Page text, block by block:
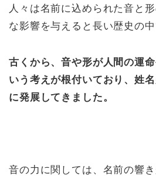
人々は名前に込められた音と
な影響を与えると長い歴史の
古くから、音や形が人間の運
いう考えが根付いており、姓
に発展してきました。
音の力に関しては、名前の響